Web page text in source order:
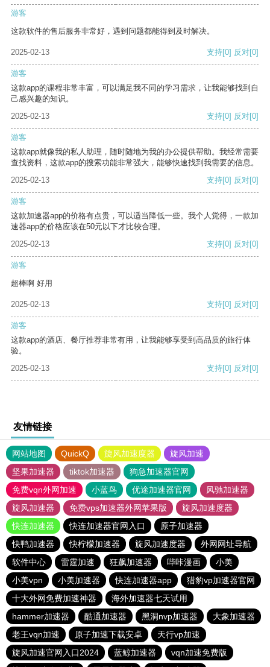
游客
这款软件的售后服务非常好，遇到问题都能得到及时解决。
2025-02-13 支持[0] 反对[0]
游客
这款app的课程非常丰富，可以满足我不同的学习需求，让我能够找到自
己感兴趣的知识。
2025-02-13
支持[0] 反对[0]
游客
这款app就像我的私人助理，随时随地为我的办公提供帮助。我经常需要
查找资料，这款app的搜索功能非常强大，能够快速找到我需要的信息。
2025-02-13
支持[0] 反对[0]
游客
这款加速器app的价格有点贵，可以适当降低一些。我个人觉得，一款加
速器app的价格应该在50元以下才比较合理。
2025-02-13
支持[0] 反对[0]
游客
超棒啊 好用
2025-02-13 支持[0] 反对[0]
游客
这款app的酒店、餐厅推荐非常有用，让我能够享受到高品质的旅行体
验。
2025-02-13
支持[0] 反对[0]
友情链接
网站地图 QuickQ 旋风加速度器
旋风加速
坚果加速器
tiktok加速器
狗急加速器官网
免费vqn外网加速
小蓝鸟 优途加速器官网
风驰加速器
旋风加速器
免费vps加速器外网苹果版
旋风加速度器
快连加速器
快连加速器官网入口
原子加速器
快鸭加速器
快柠檬加速器 旋风加速度器
外网网址导航
软件中心
雷霆加速 狂飙加速器 哔咔漫画
小美
小美vpn
小美加速器 快连加速器app
猎豹vp加速器官网
十大外网免费加速神器
海外加速器七天试用
hammer加速器
酷通加速器 黑洞nvp加速器
大象加速器
老王vqn加速
原子加速下载安卓
天行vp加速
旋风加速官网入口2024
蓝鲸加速器
vqn加速免费版